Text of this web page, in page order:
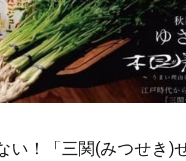
い！「三関(みつせき)